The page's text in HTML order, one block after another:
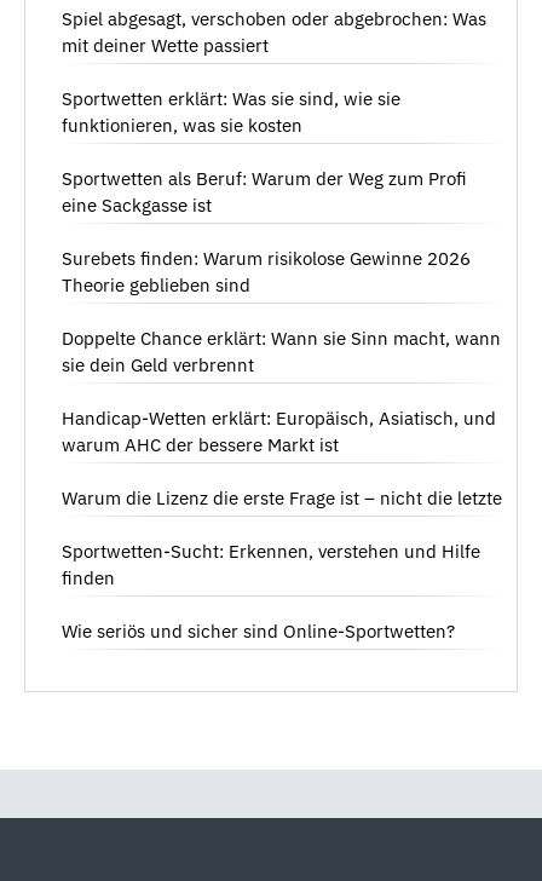
Spiel abgesagt, verschoben oder abgebrochen: Was
mit deiner Wette passiert
Sportwetten erklärt: Was sie sind, wie sie
funktionieren, was sie kosten
Sportwetten als Beruf: Warum der Weg zum Profi
eine Sackgasse ist
Surebets finden: Warum risikolose Gewinne 2026
Theorie geblieben sind
Doppelte Chance erklärt: Wann sie Sinn macht, wann
sie dein Geld verbrennt
Handicap-Wetten erklärt: Europäisch, Asiatisch, und
warum AHC der bessere Markt ist
Warum die Lizenz die erste Frage ist – nicht die letzte
Sportwetten-Sucht: Erkennen, verstehen und Hilfe
finden
Wie seriös und sicher sind Online-Sportwetten?